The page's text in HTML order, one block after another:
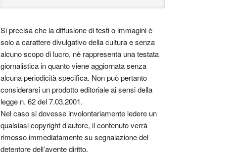
Si precisa che la diffusione di testi o immagini è
solo a carattere divulgativo della cultura e senza
alcuno scopo di lucro, nè rappresenta una testata
giornalistica in quanto viene aggiornata senza
alcuna periodicità specifica. Non può pertanto
considerarsi un prodotto editoriale ai sensi della
legge n. 62 del 7.03.2001.
Nel caso si dovesse involontariamente ledere un
qualsiasi copyright d’autore, il contenuto verrà
rimosso immediatamente su segnalazione del
detentore dell’avente diritto.